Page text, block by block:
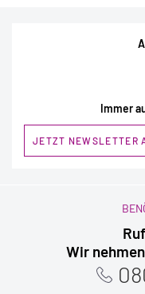
Immer
JETZT NEWSLETTER
Wir